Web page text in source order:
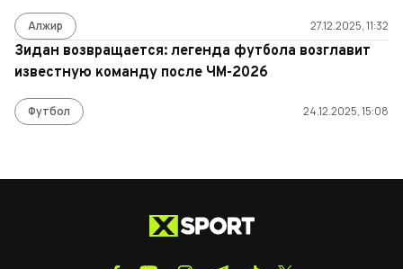
Алжир 27.12.2025, 11:32
Зидан возвращается: легенда футбола возглавит
известную команду после ЧМ-2026
Футбол 24.12.2025, 15:08